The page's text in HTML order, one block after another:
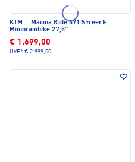
KTM ·
Macina Ride 571 Street E-
Mountainbike 27,5"
€ 1.699,00
UVP* € 2.999,00